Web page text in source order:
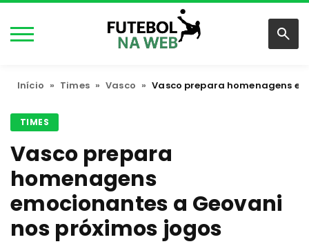
Início » Times » Vasco » Vasco prepara homenagens
TIMES
Vasco prepara
homenagens
emocionantes a Geovani
nos próximos jogos